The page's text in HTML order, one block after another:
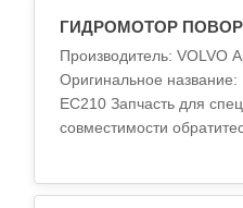
ГИДРОМОТОР
Производитель: VOLVO
Оригинальное
EC210 Запчасть для спецтехники. Для уточнения
совместимости